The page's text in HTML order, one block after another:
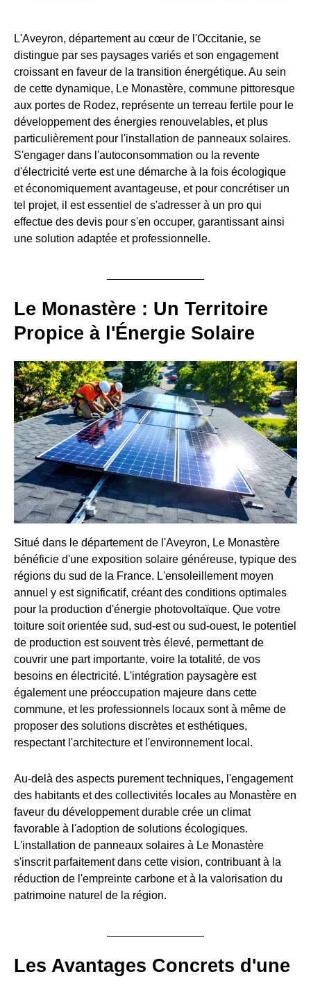
L'Aveyron, département au cœur de l'Occitanie, se
distingue par ses paysages variés et son engagement
croissant en faveur de la transition énergétique. Au sein
de cette dynamique, Le Monastère, commune pittoresque
aux portes de Rodez, représente un terreau fertile pour le
développement des énergies renouvelables, et plus
particulièrement pour l'installation de panneaux solaires.
S'engager dans l'autoconsommation ou la revente
d'électricité verte est une démarche à la fois écologique
et économiquement avantageuse, et pour concrétiser un
tel projet, il est essentiel de s'adresser à un pro qui
effectue des devis pour s'en occuper, garantissant ainsi
une solution adaptée et professionnelle.
Le Monastère : Un Territoire
Propice à l'Énergie Solaire
Situé dans le département de l'Aveyron, Le Monastère
bénéficie d'une exposition solaire généreuse, typique des
régions du sud de la France. L'ensoleillement moyen
annuel y est significatif, créant des conditions optimales
pour la production d'énergie photovoltaïque. Que votre
toiture soit orientée sud, sud-est ou sud-ouest, le potentiel
de production est souvent très élevé, permettant de
couvrir une part importante, voire la totalité, de vos
besoins en électricité. L'intégration paysagère est
également une préoccupation majeure dans cette
commune, et les professionnels locaux sont à même de
proposer des solutions discrètes et esthétiques,
respectant l'architecture et l'environnement local.
Au-delà des aspects purement techniques, l'engagement
des habitants et des collectivités locales au Monastère en
faveur du développement durable crée un climat
favorable à l'adoption de solutions écologiques.
L'installation de panneaux solaires à Le Monastère
s'inscrit parfaitement dans cette vision, contribuant à la
réduction de l'empreinte carbone et à la valorisation du
patrimoine naturel de la région.
Les Avantages Concrets d'une